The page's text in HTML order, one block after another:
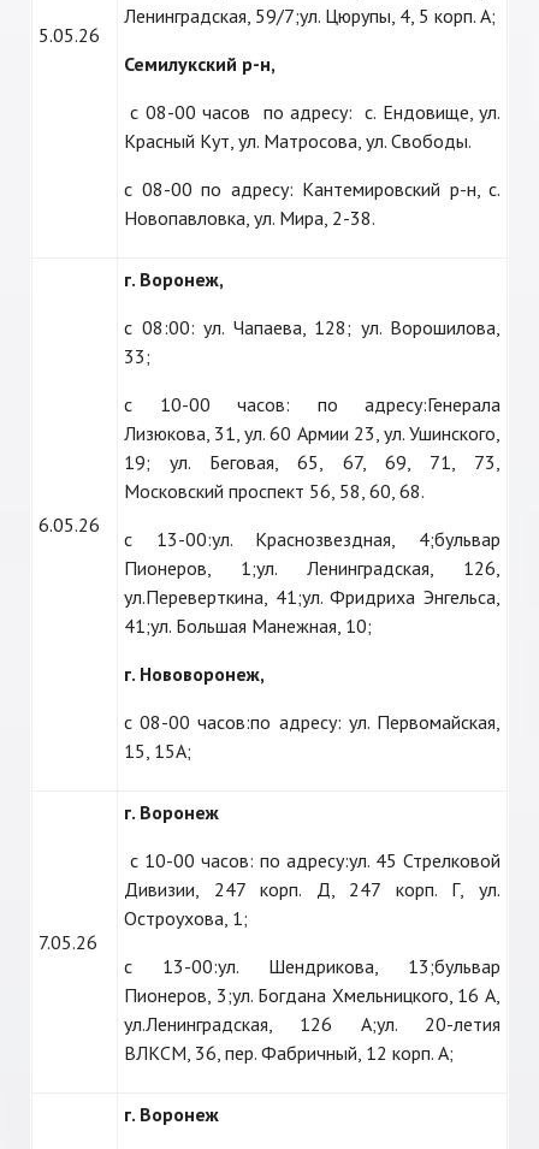
5.05.26
Ленинградская, 59/7;ул. Цюрупы, 4, 5 корп. А;
Семилукский р-н,
с 08-00 часов по адресу: с. Ендовище, ул.
Красный Кут, ул. Матросова, ул. Свободы.
с 08-00 по адресу: Кантемировский р-н, с.
Новопавловка, ул. Мира, 2-38.
6.05.26
г. Воронеж,
c 08:00: ул. Чапаева, 128; ул. Ворошилова,
33;
с 10-00 часов: по адресу:Генерала
Лизюкова, 31, ул. 60 Армии 23, ул. Ушинского,
19; ул. Беговая, 65, 67, 69, 71, 73,
Московский проспект 56, 58, 60, 68.
с 13-00:ул. Краснозвездная, 4;бульвар
Пионеров, 1;ул. Ленинградская, 126,
ул.Переверткина, 41;ул. Фридриха Энгельса,
41;ул. Большая Манежная, 10;
г. Нововоронеж,
с 08-00 часов:по адресу: ул. Первомайская,
15, 15А;
7.05.26
г. Воронеж
с 10-00 часов: по адресу:ул. 45 Стрелковой
Дивизии, 247 корп. Д, 247 корп. Г, ул.
Остроухова, 1;
с 13-00:ул. Шендрикова, 13;бульвар
Пионеров, 3;ул. Богдана Хмельницкого, 16 А,
ул.Ленинградская, 126 А;ул. 20-летия
ВЛКСМ, 36, пер. Фабричный, 12 корп. А;
г. Воронеж